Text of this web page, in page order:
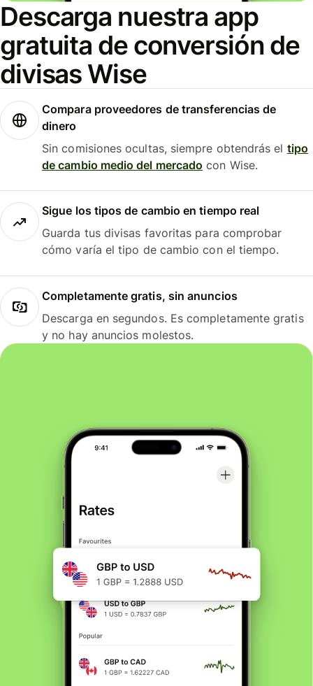
Descarga nuestra app
gratuita de conversión de
divisas Wise
Compara proveedores de transferencias de
dinero
Sin comisiones ocultas, siempre obtendrás el tipo
de cambio medio del mercado con Wise.
Sigue los tipos de cambio en tiempo real
Guarda tus divisas favoritas para comprobar
cómo varía el tipo de cambio con el tiempo.
Completamente gratis, sin anuncios
Descarga en segundos. Es completamente gratis
y no hay anuncios molestos.